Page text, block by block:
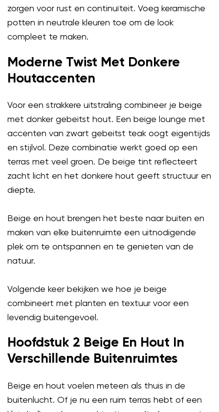
zorgen voor rust en continuïteit. Voeg keramische
potten in neutrale kleuren toe om de look
compleet te maken.
Moderne Twist Met Donkere
Houtaccenten
Voor een strakkere uitstraling combineer je beige
met donker gebeitst hout. Een beige lounge met
accenten van zwart gebeitst teak oogt eigentijds
en stijlvol. Deze combinatie werkt goed op een
terras met veel groen. De beige tint reflecteert
zacht licht en het donkere hout geeft structuur en
diepte.
Beige en hout brengen het beste naar buiten en
maken van elke buitenruimte een uitnodigende
plek om te ontspannen en te genieten van de
natuur.
Volgende keer bekijken we hoe je beige
combineert met planten en textuur voor een
levendig buitengevoel.
Hoofdstuk 2 Beige En Hout In
Verschillende Buitenruimtes
Beige en hout voelen meteen als thuis in de
buitenlucht. Of je nu een ruim terras hebt of een